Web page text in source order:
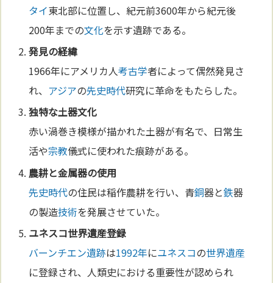
タイ東北部に位置し、紀元前3600年から紀元後
200年までの文化を示す遺跡である。
発見の経緯
1966年にアメリカ人考古学者によって偶然発見さ
れ、 アジアの先史時代研究に革命をもたらした。
独特な土器文化
赤い渦巻き模様が描かれた土器が有名で、日常生
活や宗教儀式に使われた痕跡がある。
農耕と金属器の使用
先史時代の住民は稲作農耕を行い、青銅器と鉄器
の製造技術を発展させていた。
ユネスコ世界遺産登録
バーンチエン遺跡は1992年にユネスコの世界遺産
に登録され、人類史における重要性が認められ